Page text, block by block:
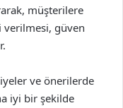
müşterilere
verilmesi, güven
ve önerilerde
iyi bir şekilde